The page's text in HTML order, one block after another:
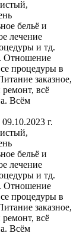
бельё и
лечение
и тд.
Отношение
процедуры в
заказное,
всё
Всём
г.
бельё и
лечение
и тд.
Отношение
процедуры в
заказное,
всё
Всём